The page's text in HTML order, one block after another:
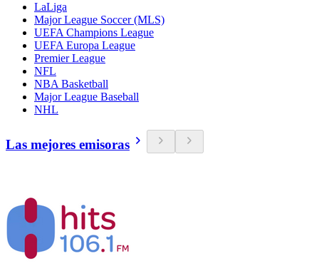
LaLiga
Major League Soccer (MLS)
UEFA Champions League
UEFA Europa League
Premier League
NFL
NBA Basketball
Major League Baseball
NHL
Las mejores emisoras